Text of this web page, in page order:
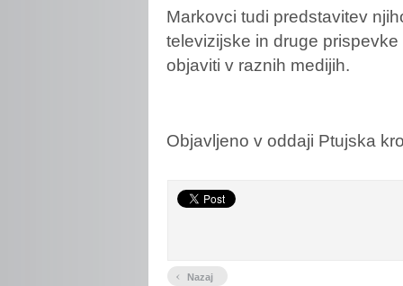
Markovci tudi predstavitev
televizijske in druge
objaviti v raznih medijih.
Objavljeno v oddaji Ptujska
‹ Nazaj